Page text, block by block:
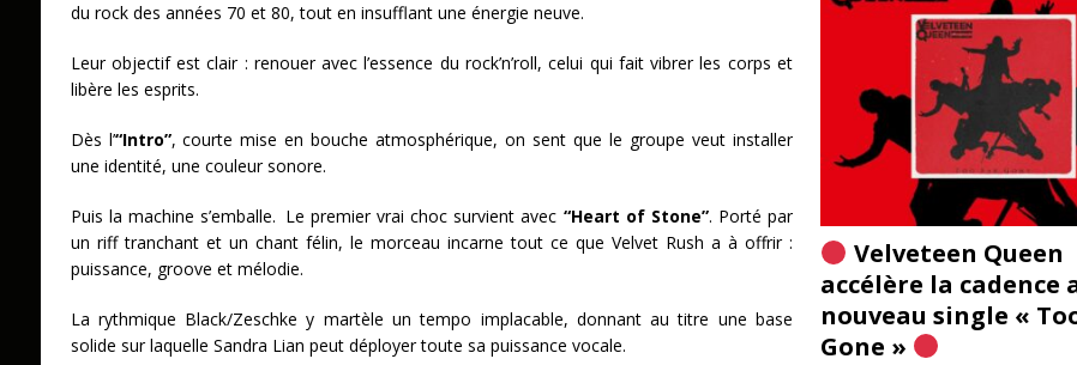
du rock des années 70 et 80, tout en insufflant une énergie neuve.
Leur objectif est clair : renouer avec l’essence du rock’n’roll, celui qui fait vibrer les corps et
libère les esprits.
Dès l’“Intro”, courte mise en bouche atmosphérique, on sent que le groupe veut installer
une identité, une couleur sonore.
Puis la machine s’emballe. Le premier vrai choc survient avec “Heart of Stone”. Porté par
un riff tranchant et un chant félin, le morceau incarne tout ce que Velvet Rush a à offrir :
puissance, groove et mélodie.
La rythmique Black/Zeschke y martèle un tempo implacable, donnant au titre une base
solide sur laquelle Sandra Lian peut déployer toute sa puissance vocale.
Velveteen Queen
accélère la cadence
nouveau single «
Gone »